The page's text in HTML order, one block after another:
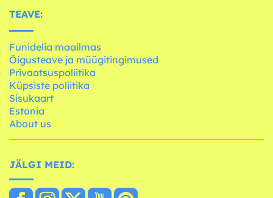
TEAVE:
Funidelia maailmas
Õigusteave ja müügitingimused
Privaatsuspoliitika
Küpsiste poliitika
Sisukaart
Estonia
About us
JÄLGI MEID: